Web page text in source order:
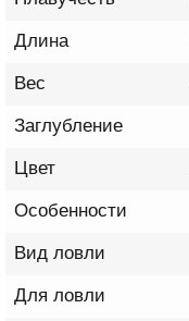
Длина
Вес
Заглубление
Цвет
Особенности
Вид ловли
Для ловли